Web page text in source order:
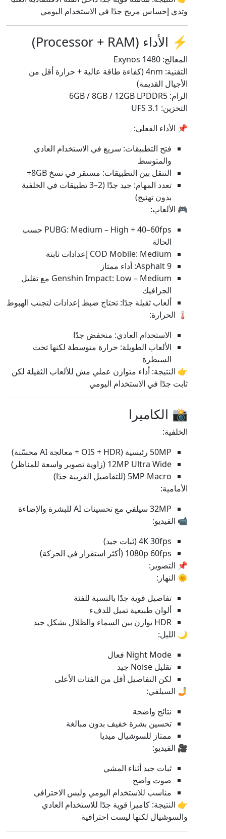
وتدي إحساس مريح جدًا في الاستخدام اليومي
⚡ الأداء (Processor + RAM)
المعالج: Exynos 1480
التقنية: 4nm (كفاءة طاقة عالية + حرارة أقل من
الأجيال القديمة)
الرام: 6GB / 8GB / 12GB LPDDR5
التخزين: UFS 3.1
📌 الأداء الفعلي:
فتح التطبيقات: سريع في الاستخدام العادي
والمتوسط
التنقل بين التطبيقات: مستقر في نسخ 8GB+
تعدد المهام: جيد جدًا (2–3 تطبيقات في الخلفية
بدون تهنيج)
🎮 الألعاب:
PUBG: Medium – High + 40–60fps حسب
الحالة
COD Mobile: Medium إعدادات ثابتة
Asphalt 9: أداء ممتاز
Genshin Impact: Low – Medium مع تقليل
الجرافيك
ألعاب ثقيلة جدًا: تحتاج ضبط إعدادات لتجنب الهبوط
🌡️ الحرارة:
الاستخدام العادي: منخفض جدًا
الألعاب الطويلة: حرارة متوسطة لكنها تحت
السيطرة
👉 النتيجة: أداء متوازن عملي مش للألعاب الثقيلة لكن
ثابت جدًا في الاستخدام اليومي
📸 الكاميرا
الخلفية:
50MP رئيسية (OIS + HDR + معالجة AI محسّنة)
12MP Ultra Wide (زاوية تصوير واسعة للمناظر)
5MP Macro (للتفاصيل القريبة جدًا)
الأمامية:
32MP سيلفي مع تحسينات AI للبشرة والإضاءة
📹 الفيديو:
4K 30fps (ثبات جيد)
1080p 60fps (أكثر استقرار في الحركة)
📌 التصوير:
🌞 النهار:
تفاصيل قوية جدًا بالنسبة للفئة
ألوان طبيعية تميل للدفء
HDR يوازن بين السماء والظلال بشكل جيد
🌙 الليل:
Night Mode فعال
تقليل Noise جيد
لكن التفاصيل أقل من الفئات الأعلى
🤳 السيلفي:
نتائج واضحة
تحسين بشرة خفيف بدون مبالغة
ممتاز للسوشيال ميديا
🎥 الفيديو:
ثبات جيد أثناء المشي
صوت واضح
مناسب للاستخدام اليومي وليس الاحترافي
👉 النتيجة: كاميرا قوية جدًا للاستخدام العادي
والسوشيال لكنها ليست احترافية